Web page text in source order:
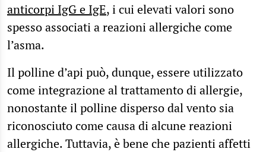
anticorpi IgG e IgE, i cui elevati valori sono
spesso associati a reazioni allergiche come
l’asma.
Il polline d’api può, dunque, essere utilizzato
come integrazione al trattamento di allergie,
nonostante il polline disperso dal vento sia
riconosciuto come causa di alcune reazioni
allergiche. Tuttavia, è bene che pazienti affetti